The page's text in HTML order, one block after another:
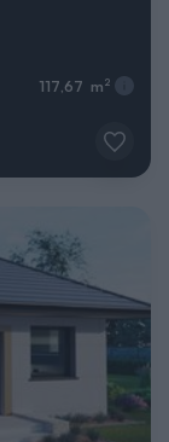
117,67 m 2